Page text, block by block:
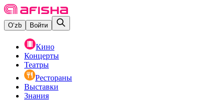
O‘zb Войти
Кино
Концерты
Театры
Рестораны
Выставки
Знания